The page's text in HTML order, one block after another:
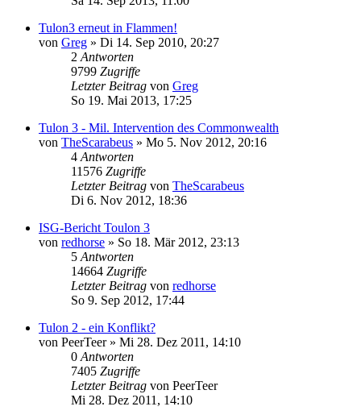
Tulon3 erneut in Flammen!
von Greg » Di 14. Sep 2010, 20:27
2 Antworten
9799 Zugriffe
Letzter Beitrag von Greg
So 19. Mai 2013, 17:25
Tulon 3 - Mil. Intervention des Commonwealth
von TheScarabeus » Mo 5. Nov 2012, 20:16
4 Antworten
11576 Zugriffe
Letzter Beitrag von TheScarabeus
Di 6. Nov 2012, 18:36
ISG-Bericht Toulon 3
von redhorse » So 18. Mär 2012, 23:13
5 Antworten
14664 Zugriffe
Letzter Beitrag von redhorse
So 9. Sep 2012, 17:44
Tulon 2 - ein Konflikt?
von PeerTeer» Mi 28. Dez 2011, 14:10
0 Antworten
7405 Zugriffe
Letzter Beitrag von PeerTeer
Mi 28. Dez 2011, 14:10